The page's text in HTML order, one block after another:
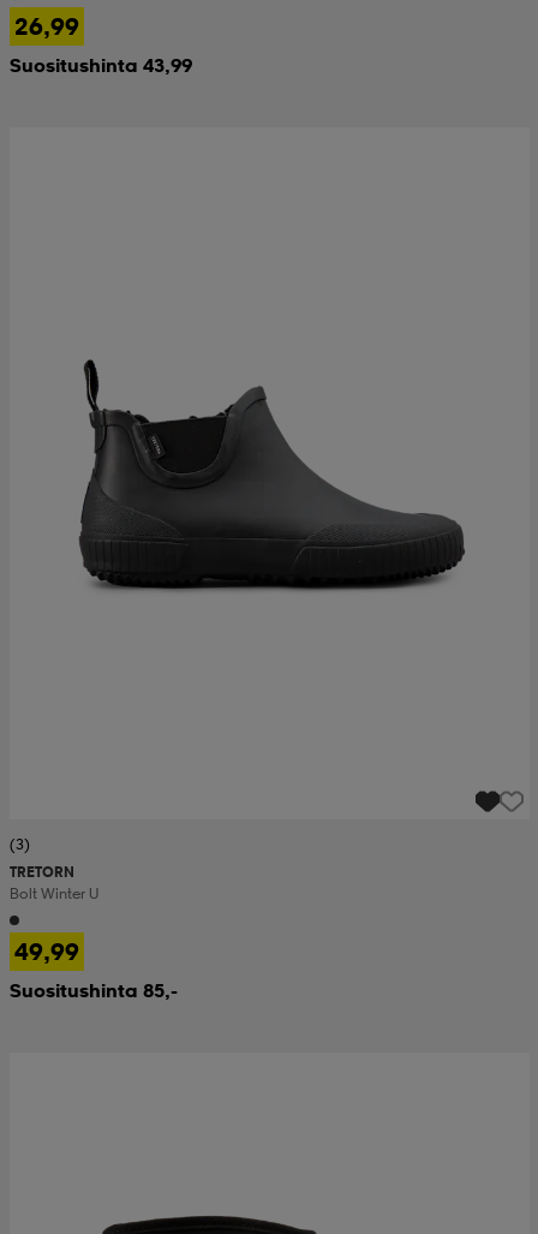
26,99
Suositushinta 43,99
(3)
TRETORN
Bolt Winter U
49,99
Suositushinta 85,-